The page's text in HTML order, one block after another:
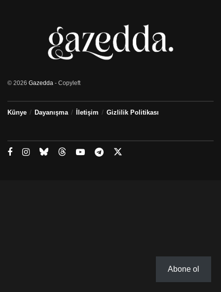
© 2026 Gazedda - Copyleft
Künye Dayanışma İletişim Gizlilik Politikası
Abone ol